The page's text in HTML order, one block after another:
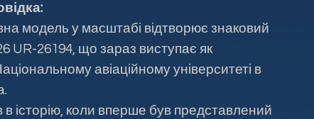
модель у масштабі відтворює знаковий
UR-26194, що зараз виступає як
авіаційному університеті в
в історію, коли вперше був представлений